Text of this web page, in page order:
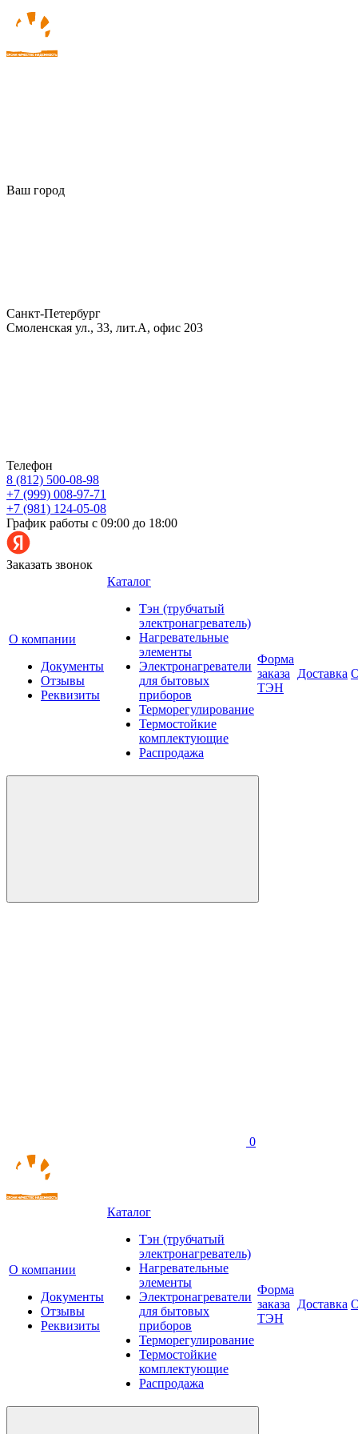
Ваш город
Санкт-Петербург
Смоленская ул., 33, лит.А, офис 203
Телефон
8 (812) 500-08-98
+7 (999) 008-97-71
+7 (981) 124-05-08
График работы с 09:00 до 18:00
Заказать звонок
О компании
Документы
Отзывы
Реквизиты
Каталог
Тэн (трубчатый
электронагреватель)
Нагревательные
элементы
Электронагреватели
для бытовых
приборов
Терморегулирование
Термостойкие
комплектующие
Распродажа
Форма
заказа
ТЭН
Доставка
0
О компании
Документы
Отзывы
Реквизиты
Каталог
Тэн (трубчатый
электронагреватель)
Нагревательные
элементы
Электронагреватели
для бытовых
приборов
Терморегулирование
Термостойкие
комплектующие
Распродажа
Форма
заказа
ТЭН
Доставка